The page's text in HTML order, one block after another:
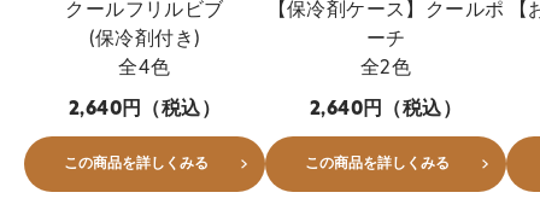
クールフリルビブ
(保冷剤付き)
全4色
2,640円（税込）
この商品を詳しくみる
【保冷剤ケース】クールポ
ーチ
全2色
2,640円（税込）
この商品を詳しくみる
【